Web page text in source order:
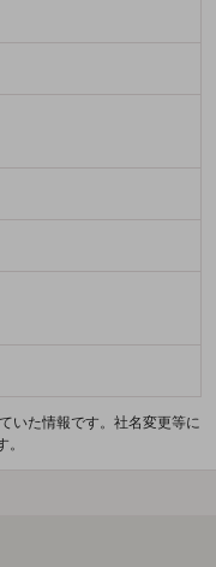
いた情報です。社名変更等に